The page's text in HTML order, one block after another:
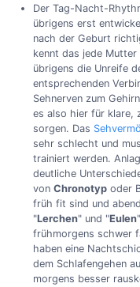
Der Tag-Nacht-
übrigens erst
nach der Geburt
kennt das jede
übrigens die Unreife
entsprechenden
Sehnerven zum
es also hier für klare,
sorgen. Das
sehr schlecht und
trainiert werden.
deutliche
von Chronotypoder
früh fit sind und
"Lerchen" und "Eulen
frühmorgens schwer
haben eine
dem Schlafengehen
morgens besser